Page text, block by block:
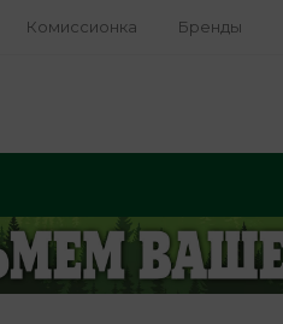
Комиссионка Бренды